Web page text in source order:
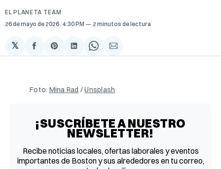
EL PLANETA TEAM
26 de mayo de 2026 . 4:30 PM 2 minutos de lectura
𝕏
Compartir
en
Share
on
Compartir
en
Share
on
Compartir
via
Foto: Mina Rad / Unsplash
¡SUSCRÍBETE A NUESTRO
NEWSLETTER!
Recibe noticias locales, ofertas laborales y eventos
importantes de Boston y sus alrededores en tu correo,